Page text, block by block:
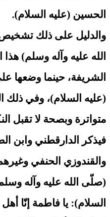
الحسين (عليه السلام).
والدليل على ذلك
الله عليه وآله وسلم)
الشريفة، حينما وضعها
(عليه السلام)، وفي ذلك
متواترة وبصحة لا تقبل
فيذكر الدارقطني وابن
والقندوزي الحنفي
(صلّى الله عليه وآله
السلام): يا فاطمة إنّا